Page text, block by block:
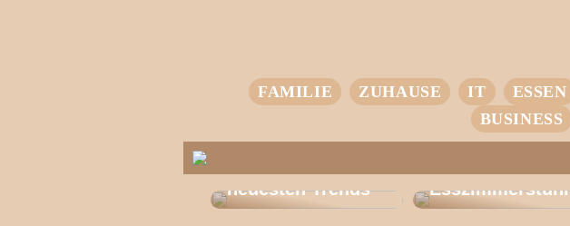
FAMILIE ZUHAUSE IT ESSEN
BUSINESS
Stil – entdecke die
neuesten Trends
Entdecken Sie
Perfekte
Esszimmerstuhl